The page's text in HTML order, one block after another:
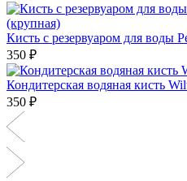
Кисть с резервуаром для воды
350 ₽
Кондитерская водяная кисть
350 ₽